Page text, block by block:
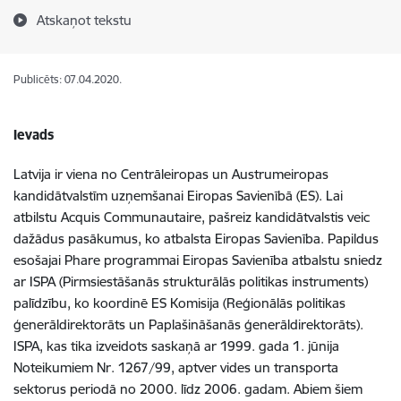
Atskaņot tekstu
Publicēts: 07.04.2020.
Ievads
Latvija ir viena no Centrāleiropas un Austrumeiropas
kandidātvalstīm uzņemšanai Eiropas Savienībā (ES). Lai
atbilstu Acquis Communautaire, pašreiz kandidātvalstis veic
dažādus pasākumus, ko atbalsta Eiropas Savienība. Papildus
esošajai Phare programmai Eiropas Savienība atbalstu sniedz
ar ISPA (Pirmsiestāšanās strukturālās politikas instruments)
palīdzību, ko koordinē ES Komisija (Reģionālās politikas
ģenerāldirektorāts un Paplašināšanās ģenerāldirektorāts).
ISPA, kas tika izveidots saskaņā ar 1999. gada 1. jūnija
Noteikumiem Nr. 1267/99, aptver vides un transporta
sektorus periodā no 2000. līdz 2006. gadam. Abiem šiem